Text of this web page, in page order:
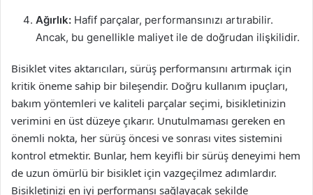
Ağırlık: Hafif parçalar, performansınızı artırabilir.
Ancak, bu genellikle maliyet ile de doğrudan ilişkilidir.
Bisiklet vites aktarıcıları, sürüş performansını artırmak için
kritik öneme sahip bir bileşendir. Doğru kullanım ipuçları,
bakım yöntemleri ve kaliteli parçalar seçimi, bisikletinizin
verimini en üst düzeye çıkarır. Unutulmaması gereken en
önemli nokta, her sürüş öncesi ve sonrası vites sistemini
kontrol etmektir. Bunlar, hem keyifli bir sürüş deneyimi hem
de uzun ömürlü bir bisiklet için vazgeçilmez adımlardır.
Bisikletinizi en iyi performansı sağlayacak şekilde